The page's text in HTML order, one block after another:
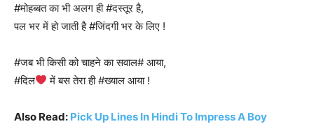
#मोहब्बत का भी अलग ही #दस्तूर है,
पल भर में हो जाती है #जिंदगी भर के लिए !
#जब भी किसी को चाहने का सवाल# आया,
#दिल
में बस तेरा ही #ख्याल आया !
Also Read: Pick Up Lines In Hindi To Impress A Boy